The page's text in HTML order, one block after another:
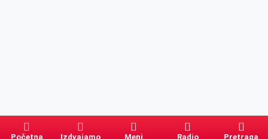
Početna Izdvajamo Meni Radio Pretraga